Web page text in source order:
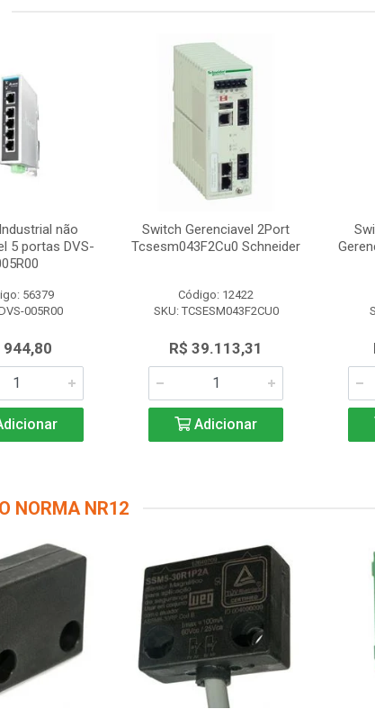
não
5 portas DVS-
56379
005R00
944,80
Switch Gerenciavel 2Port
Tcsesm043F2Cu0 Schneider
Código: 12422
SKU: TCSESM043F2CU0
R$ 39.113,31
Adicionar
NORMA NR12